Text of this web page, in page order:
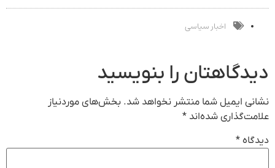
تحمل میکنی؟
اخبار سیاسی
دیدگاهتان را بنویسید
نشانی ایمیل شما منتشر نخواهد شد. بخش‌های موردنیاز
علامت‌گذاری شده‌اند *
دیدگاه *